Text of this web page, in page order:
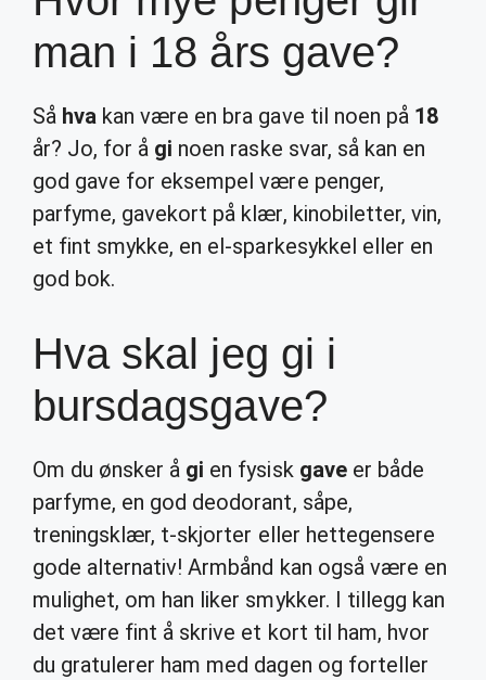
man i 18 års gave?
Så hva kan være en bra gave til noen på 18
år? Jo, for å gi noen raske svar, så kan en
god gave for eksempel være penger,
parfyme, gavekort på klær, kinobiletter, vin,
et fint smykke, en el-sparkesykkel eller en
god bok.
Hva skal jeg gi i
bursdagsgave?
Om du ønsker å gi en fysisk gaveer både
parfyme, en god deodorant, såpe,
treningsklær, t-skjorter eller hettegensere
gode alternativ! Armbånd kan også være en
mulighet, om han liker smykker. I tillegg kan
det være fint å skrive et kort til ham, hvor
du gratulerer ham med dagen og forteller